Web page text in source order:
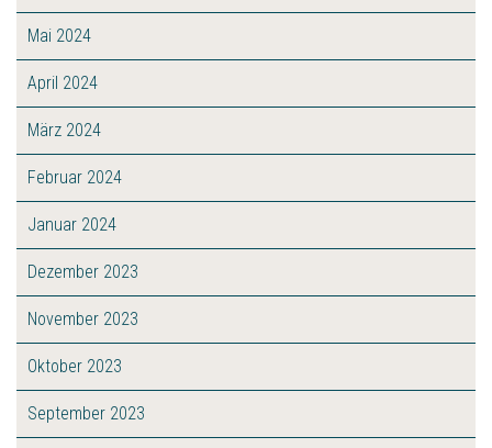
Mai 2024
April 2024
März 2024
Februar 2024
Januar 2024
Dezember 2023
November 2023
Oktober 2023
September 2023